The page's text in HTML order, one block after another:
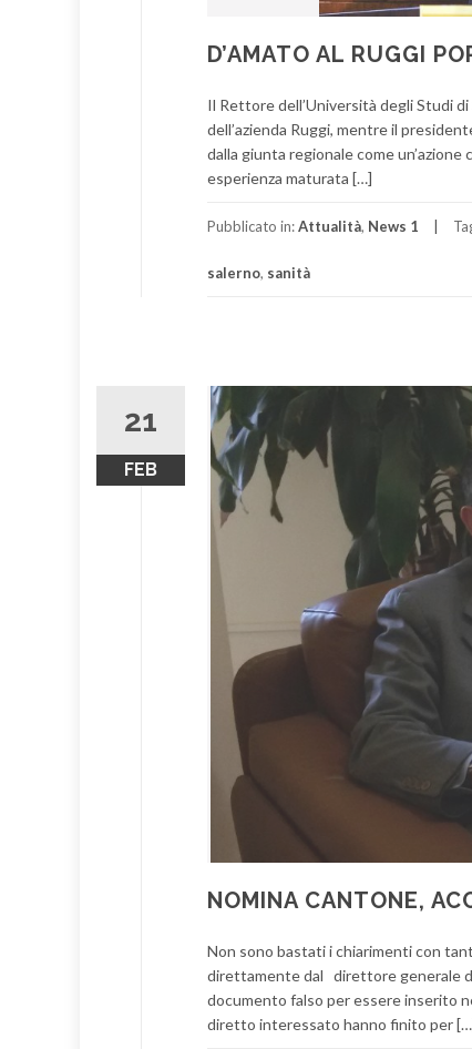
D’AMATO AL RUGGI
Il Rettore dell’Università degli Studi
dell’azienda Ruggi, mentre il
dalla giunta regionale come
esperienza maturata […]
Pubblicato in:Attualità, News 1
salerno, sanità
21
FEB
NOMINA CANTONE,
Non sono bastati i chiarimenti con
direttamente dal direttore generale
documento falso per essere inserito
diretto interessato hanno finito per